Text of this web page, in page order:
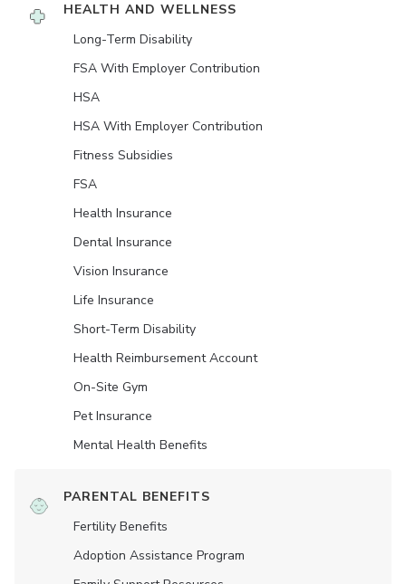
HEALTH AND WELLNESS
Long-Term Disability
FSA With Employer Contribution
HSA
HSA With Employer Contribution
Fitness Subsidies
FSA
Health Insurance
Dental Insurance
Vision Insurance
Life Insurance
Short-Term Disability
Health Reimbursement Account
On-Site Gym
Pet Insurance
Mental Health Benefits
PARENTAL BENEFITS
Fertility Benefits
Adoption Assistance Program